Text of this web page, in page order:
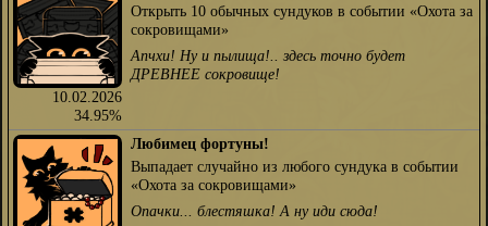
10.02.2026
34.95%
Открыть 10 обычных сундуков в событии «Охота за
сокровищами»
Апчхи! Ну и пылища!.. здесь точно будет
ДРЕВНЕЕ сокровище!
Любимец фортуны!
Выпадает случайно из любого сундука в событии
«Охота за сокровищами»
Опачки... блестяшка! А ну иди сюда!